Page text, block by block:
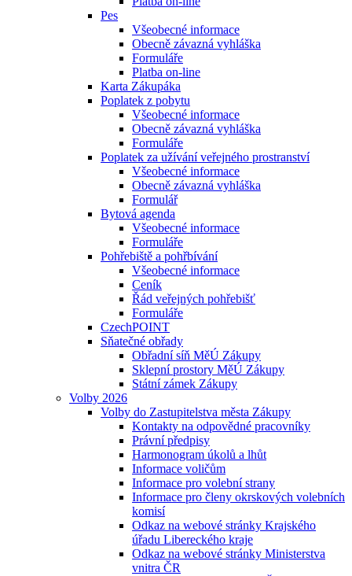
Pes
Všeobecné informace
Obecně závazná vyhláška
Formuláře
Platba on-line
Karta Zákupáka
Poplatek z pobytu
Všeobecné informace
Obecně závazná vyhláška
Formuláře
Poplatek za užívání veřejného prostranství
Všeobecné informace
Obecně závazná vyhláška
Formulář
Bytová agenda
Všeobecné informace
Formuláře
Pohřebiště a pohřbívání
Všeobecné informace
Ceník
Řád veřejných pohřebišť
Formuláře
CzechPOINT
Sňatečné obřady
Obřadní síň MěÚ Zákupy
Sklepní prostory MěÚ Zákupy
Státní zámek Zákupy
Volby 2026
Volby do Zastupitelstva města Zákupy
Kontakty na odpovědné pracovníky
Právní předpisy
Harmonogram úkolů a lhůt
Informace voličům
Informace pro volební strany
Informace pro členy okrskových volebních
komisí
Odkaz na webové stránky Krajského
úřadu Libereckého kraje
Odkaz na webové stránky Ministerstva
vnitra ČR